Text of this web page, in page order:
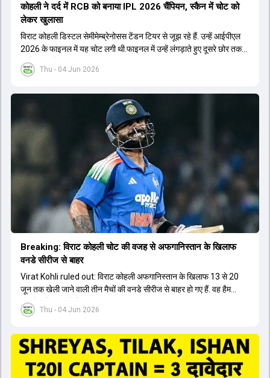
Thu - 04 Jun 2026
कोहली ने दर्द में RCB को बनाया IPL 2026 चैंप‍ियन, स्कैन में चोट को
लेकर खुलासा
विराट कोहली डिस्टल सेमीमेम्ब्रेनोसस टेंडन टियर से जूझ रहे हैं. उन्हें आईपीएल
2026 के फाइनल में यह चोट लगी थी.फाइनल में उन्हें लंगड़ाते हुए दूसरे छोर तक
जाते हुए भी देखा गया था.
Thu - 04 Jun 2026
Breaking: विराट कोहली चोट की वजह से अफगान‍िस्तान के ख‍िलाफ
वनडे सीरीज से बाहर
Virat Kohli ruled out: विराट कोहली अफगान‍िस्तान के ख‍िलाफ 13 से 20
जून तक खेली जाने वाली तीन मैचों की वनडे सीरीज से बाहर हो गए हैं. वह हैमस्ट्रिंग
की चोट से जूझ रहे हैं.